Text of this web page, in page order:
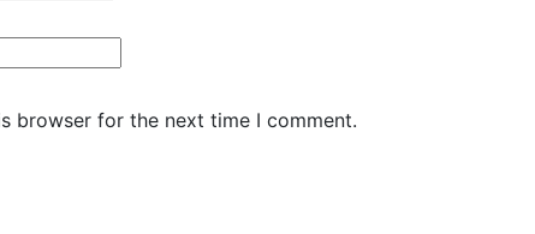
browser for the next time I comment.